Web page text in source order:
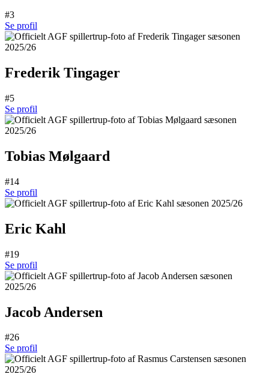
#3
Se profil
Frederik Tingager
#5
Se profil
Tobias Mølgaard
#14
Se profil
Eric Kahl
#19
Se profil
Jacob Andersen
#26
Se profil